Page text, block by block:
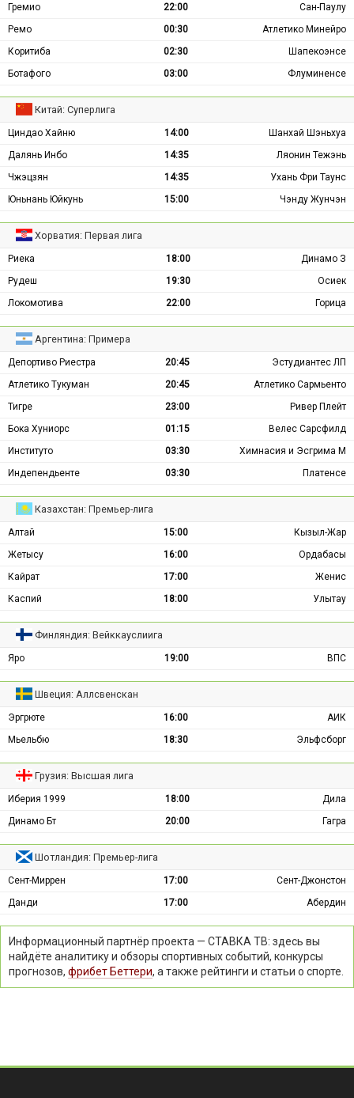
Гремио 22:00
Сан-Паулу
Ремо
00:30
Атлетико Минейро
Коритиба
02:30
Шапекоэнсе
Ботафого
03:00 Флуминенсе
Китай: Суперлига
Циндао Хайню 14:00
Шанхай Шэньхуа
Далянь Инбо
14:35
Ляонин Тежэнь
Чжэцзян
14:35
Ухань Фри Таунс
Юньнань Юйкунь
15:00 Чэнду Жунчэн
Хорватия: Первая лига
Риека 18:00
Динамо З
Рудеш
19:30
Осиек
Локомотива
22:00 Горица
Аргентина: Примера
Депортиво Риестра 20:45
Эстудиантес ЛП
Атлетико Тукуман
20:45
Атлетико Сармьенто
Тигре
23:00
Ривер Плейт
Бока Хуниорс
01:15
Велес Сарсфилд
Институто
03:30
Химнасия и Эсгрима М
Индепендьенте
03:30 Платенсе
Казахстан: Премьер-лига
Алтай 15:00
Кызыл-Жар
Жетысу
16:00
Ордабасы
Кайрат
17:00
Женис
Каспий
18:00 Улытау
Финляндия: Вейккауслиига
Яро 19:00 ВПС
Швеция: Аллсвенскан
Эргрюте 16:00
АИК
Мьельбю
18:30 Эльфсборг
Грузия: Высшая лига
Иберия 1999 18:00
Дила
Динамо Бт
20:00 Гагра
Шотландия: Премьер-лига
Сент-Миррен 17:00
Сент-Джонстон
Данди
17:00 Абердин
Информационный партнёр проекта — СТАВКА ТВ: здесь вы
найдёте аналитику и обзоры спортивных событий, конкурсы
прогнозов, фрибет Беттери, а также рейтинги и статьи о спорте.